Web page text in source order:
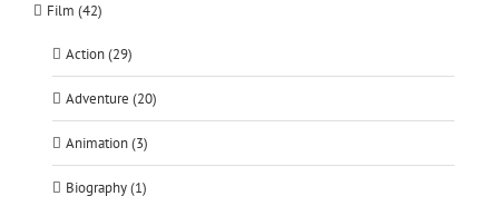
Film (42)
Action (29)
Adventure (20)
Animation (3)
Biography (1)